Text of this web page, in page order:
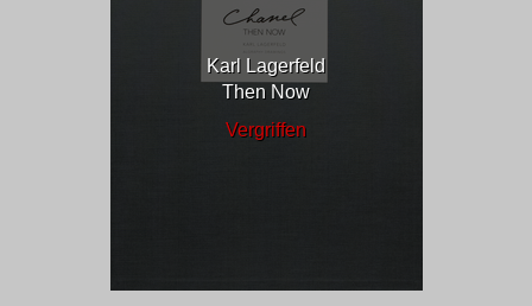
Karl Lagerfeld
Then Now
Vergriffen